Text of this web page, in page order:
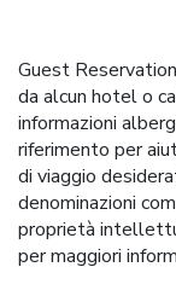
Guest
da alcun hotel o
informazioni
riferimento per
di viaggio
denominazioni
proprietà
per maggiori